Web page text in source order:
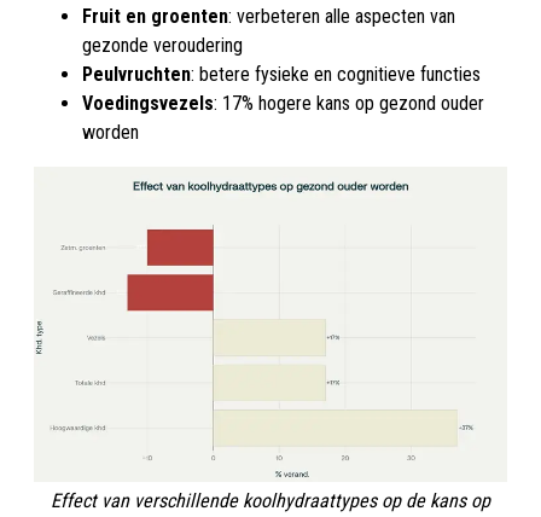
Fruit en groenten: verbeteren alle aspecten van
gezonde veroudering
Peulvruchten: betere fysieke en cognitieve functies
Voedingsvezels: 17% hogere kans op gezond ouder
worden
Effect van verschillende koolhydraattypes op de kans op